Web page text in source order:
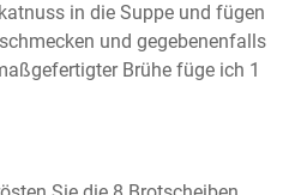
in die Suppe und fügen
und gegebenenfalls
Brühe füge ich 1